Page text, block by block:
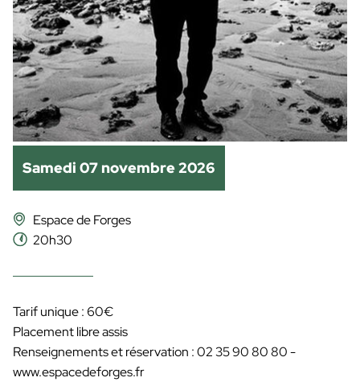
Samedi 07 novembre 2026
Espace de Forges
20h30
Tarif unique : 60€
Placement libre assis
Renseignements et réservation : 02 35 90 80 80 -
www.espacedeforges.fr